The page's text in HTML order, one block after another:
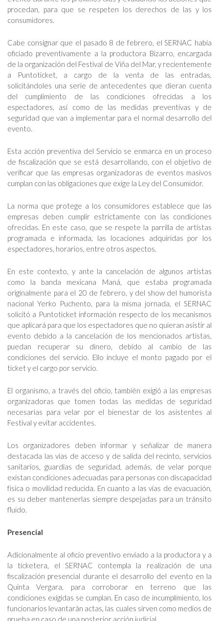
procedan, para que se respeten los derechos de las y los
consumidores.
Cabe consignar que el pasado 8 de febrero, el SERNAC había
oficiado preventivamente a la productora Bizarro, encargada
de la organización del Festival de Viña del Mar, y recientemente
a Puntoticket, a cargo de la venta de las entradas,
solicitándoles una serie de antecedentes que dieran cuenta
del cumplimiento de las condiciones ofrecidas a los
espectadores, así como de las medidas preventivas y de
seguridad que van a implementar para el normal desarrollo del
evento.
Esta acción preventiva del Servicio se enmarca en un proceso
de fiscalización que se está desarrollando, con el objetivo de
verificar que las empresas organizadoras de eventos masivos
cumplan con las obligaciones que exige la Ley del Consumidor.
La norma que protege a los consumidores establece que las
empresas deben cumplir estrictamente con las condiciones
ofrecidas. En este caso, que se respete la parrilla de artistas
programada e informada, las locaciones adquiridas por los
espectadores, horarios, entre otros aspectos.
En este contexto, y ante la cancelación de algunos artistas
como la banda mexicana Maná, que estaba programada
originalmente para el 20 de febrero, y del show del humorista
nacional Yerko Puchento, para la misma jornada, el SERNAC
solicitó a Puntoticket información respecto de los mecanismos
que aplicará para que los espectadores que no quieran asistir al
evento debido a la cancelación de los mencionados artistas,
puedan recuperar su dinero, debido al cambio de las
condiciones del servicio. Ello incluye el monto pagado por el
ticket y el cargo por servicio.
El organismo, a través del oficio, también exigió a las empresas
organizadoras que tomen todas las medidas de seguridad
necesarias para velar por el bienestar de los asistentes al
Festival y evitar accidentes.
Los organizadores deben informar y señalizar de manera
destacada las vías de acceso y de salida del recinto, servicios
sanitarios, guardias de seguridad, además, de velar porque
existan condiciones adecuadas para personas con discapacidad
física o movilidad reducida. En cuanto a las vías de evacuación,
es su deber mantenerlas siempre despejadas para un tránsito
fluido.
Presencial
Adicionalmente al oficio preventivo enviado a la productora y a
la ticketera, el SERNAC contempla la realización de una
fiscalización presencial durante el desarrollo del evento en la
Quinta Vergara, para corroborar en terreno que las
condiciones exigidas se cumplan. En caso de incumplimiento, los
funcionarios levantarán actas, las cuales sirven como medios de
prueba en caso de una posterior acción judicial.